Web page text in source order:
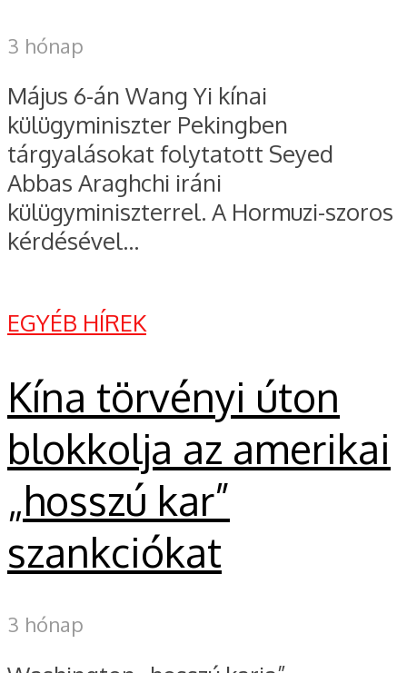
3 hónap
Május 6-án Wang Yi kínai
külügyminiszter Pekingben
tárgyalásokat folytatott Seyed
Abbas Araghchi iráni
külügyminiszterrel. A Hormuzi-szoros
kérdésével...
EGYÉB HÍREK
Kína törvényi úton
blokkolja az amerikai
„hosszú kar”
szankciókat
3 hónap